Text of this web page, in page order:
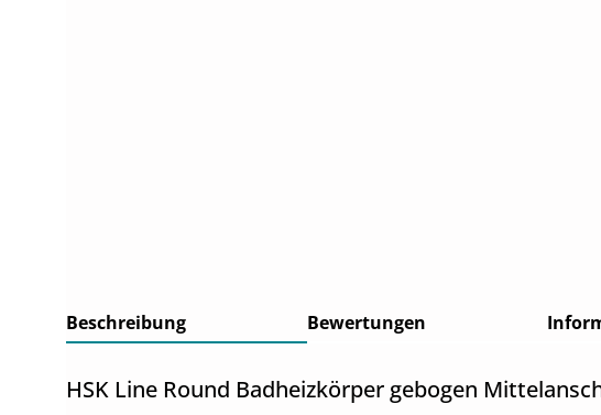
Beschreibung Bewertungen
HSK Line Round Badheizkörper gebogen